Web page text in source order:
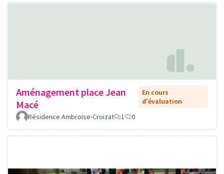
Aménagement place Jean
Macé
En cours
d'évaluation
Résidence Ambroise-Croizat
1 0